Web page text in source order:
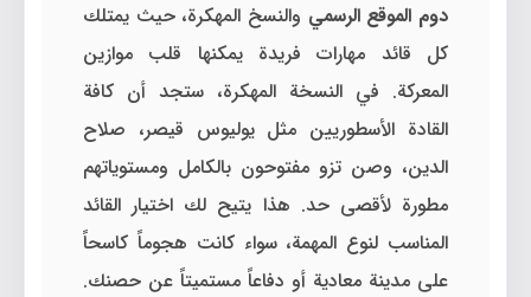
دوم الموقع الرسمي والنسخ المهكرة، حيث يمتلك
كل قائد مهارات فريدة يمكنها قلب موازين
المعركة. في النسخة المهكرة، ستجد أن كافة
القادة الأسطوريين مثل يوليوس قيصر، صلاح
الدين، وصن تزو مفتوحون بالكامل ومستوياتهم
مطورة لأقصى حد. هذا يتيح لك اختيار القائد
المناسب لنوع المهمة، سواء كانت هجوماً كاسحاً
على مدينة معادية أو دفاعاً مستميتاً عن حصنك.